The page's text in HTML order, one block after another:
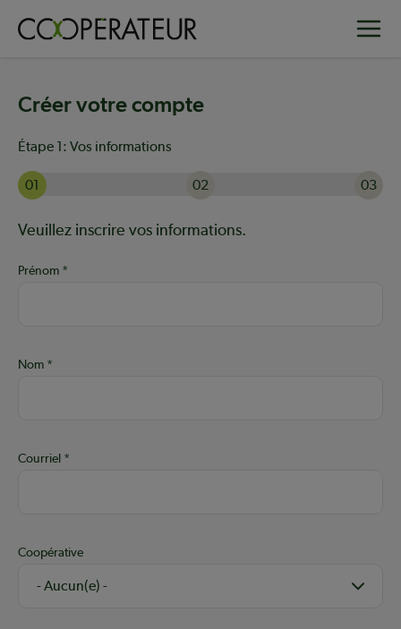
Créer votre compte
Étape 1: Vos informations
01 02
03
Aide :
Veuillez inscrire vos informations.
Prénom
Nom
Courriel
Coopérative